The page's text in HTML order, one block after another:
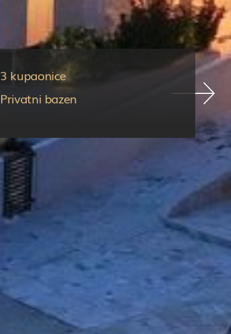
3 kupaonice
Privatni bazen 